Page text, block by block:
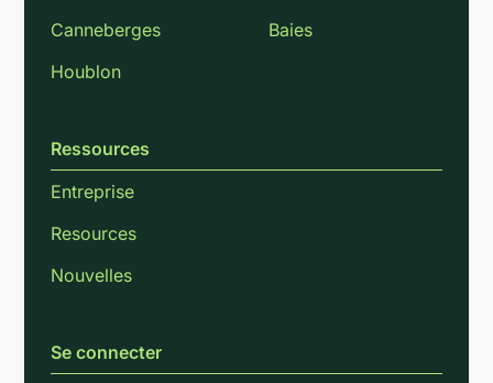
Canneberges
Baies
Houblon
Ressources
Entreprise
Resources
Nouvelles
Se connecter